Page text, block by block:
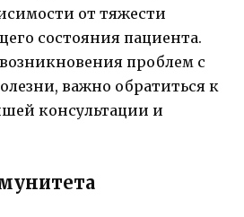
от тяжести
состояния пациента.
проблем с
важно обратиться к
консультации и